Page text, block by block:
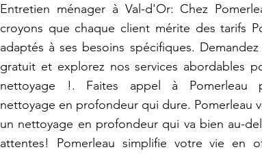
Entretien ménager à Val-d'Or: Chez
croyons que chaque client mérite des tarifs
adaptés à ses besoins spécifiques.
gratuit et explorez nos services abordables
nettoyage !. Faites appel à Pomerleau
nettoyage en profondeur qui dure. Pomerleau
un nettoyage en profondeur qui va bien au-
attentes! Pomerleau simplifie votre vie en